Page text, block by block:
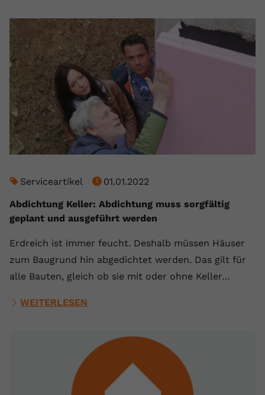
Serviceartikel
01.01.2022
Abdichtung Keller: Abdichtung muss sorgfältig
geplant und ausgeführt werden
Erdreich ist immer feucht. Deshalb müssen Häuser
zum Baugrund hin abgedichtet werden. Das gilt für
alle Bauten, gleich ob sie mit oder ohne Keller…
WEITERLESEN